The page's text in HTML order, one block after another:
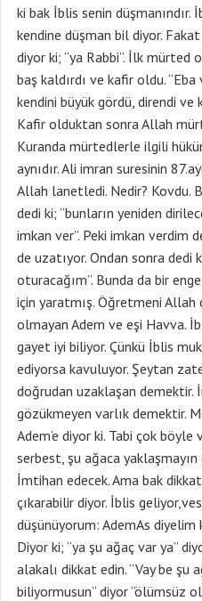
ki bak İblis senin
kendine düşman bil diyor.
diyor ki; “ya Rabbi”. İlk mürted
baş kaldırdı ve kafir oldu.
kendini büyük gördü, direndi
Kafir olduktan sonra Allah
Kuranda mürtedlerle ilgili
aynıdır. Ali imran suresinin
Allah lanetledi. Nedir? Kovdu.
dedi ki; “bunların yeniden
imkan ver”. Peki imkan verdim
de uzatıyor. Ondan sonra dedi
oturacağım”. Bunda da bir
için yaratmış. Öğretmeni Allah
olmayan Adem ve eşi Havva.
gayet iyi biliyor. Çünkü İblis
ediyorsa kavuluyor. Şeytan
doğrudan uzaklaşan demektir.
gözükmeyen varlık demektir.
Adem’e diyor ki. Tabi çok
serbest, şu ağaca
İmtihan edecek. Ama bak
çıkarabilir diyor. İblis
düşünüyorum: AdemAs
Diyor ki; “ya şu ağaç var ya”
alakalı dikkat edin. “Vay be şu
biliyormusun” diyor “ölümsüz